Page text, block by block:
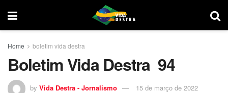
Home boletim vida destra
Boletim Vida Destra 94
by Vida Destra - Jornalismo 15 de março de 2022